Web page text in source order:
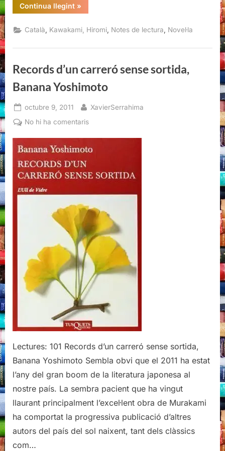
Continua llegint“Manazuru.
Una
d’amor,
Hiromi
»
Català Kawakami, Hiromi Notes de lectura Novel·la
Records d’un carreró sense sortida,
Banana Yoshimoto
Posted
on
octubre 9, 2011 By
XavierSerrahima
No hi ha comentarisa
carreró
sortida,
Lectures: 101 Records d’un carreró sense sortida,
Banana Yoshimoto Sembla obvi que el 2011 ha estat
l’any del gran boom de la literatura japonesa al
nostre país. La sembra pacient que ha vingut
llaurant principalment l’excel·lent obra de Murakami
ha comportat la progressiva publicació d’altres
autors del país del sol naixent, tant dels clàssics
com…